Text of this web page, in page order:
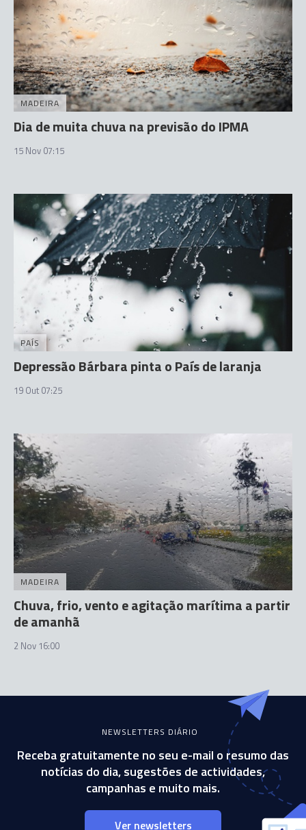
MADEIRA
Dia de muita chuva na previsão do IPMA
15 Nov 07:15
PAÍS
Depressão Bárbara pinta o País de laranja
19 Out 07:25
MADEIRA
Chuva, frio, vento e agitação marítima a partir
de amanhã
2 Nov 16:00
NEWSLETTERS DIÁRIO
Receba gratuitamente no seu e-mail o resumo das
notícias do dia, sugestões de actividades,
campanhas e muito mais.
Ver newsletters